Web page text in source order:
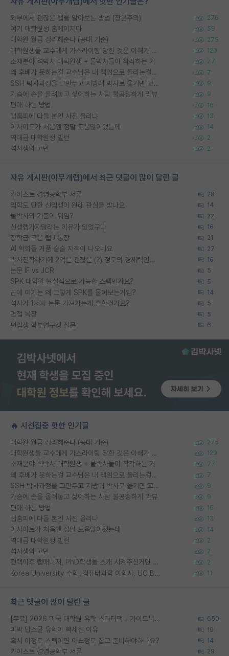
외부에서 괜찮은 랩을 알아보는 방법 (장문주의) 276
여기 대학원생 홈페이지다 59
대학원 월급 정리해준다 (공대 기준) 275
대학원생들 교수에게 가스라이팅 당한 것은 이해가 갑니다. 안타깝네요. 120
소재분야 석박사 대학원생 + 물박사들이 착각하는 거 77
왜 후배가 못하는걸 교수님은 내 책임으로 돌리는걸까요? 7
SSH 박사과정을 그만두고 지방대 박사로 옮기면 교수의 꿈은 끝일까요? 9
가슴에 손을 올려놓고 싫어하는 사람 불공정하게 리뷰 9
편애 하는 방법 16
랩홈피에 다들 본인 사진 올리냐 13
이사이트가 처음엔 정말 도움많이됐는데 14
역대급 대학원생 빌런 2
석사생의 고민 2
자유 게시판(아무개랩)에서 최근 댓글이 많이 달린 글
카이스트 경영공학부 서류 28
입학도 안한 신입생이 원래 관심을 받나요 14
물박사의 기준이 뭐임? 22
신생랩가지말라는 이유가 있었구나 16
장학금 모은 랩비통장 21
AI 학회들 거품 슬슬 지적이 나오네요 27
박사진학하기에 2억은 괜찮은 (?) 정도의 경제력인가요 16
논문 IF vs JCR 5
SPK 대학원 현실적으로 가능한 스펙인가요? 5
근데 여기는 왜 그렇게 SPK를 물어보는거임? 14
석사가 1저자 논문 가져가는게 흔한건가요? 5
면접 복장 5
편입생 학부연구생 질문 6
🔥 시선집중 핫한 인기글
대학원 월급 정리해준다 (공대 기준) 275
대학원생들 교수에게 가스라이팅 당한 것은 이해가 갑니다. 안타깝네요. 120
소재분야 석박사 대학원생 + 물박사들이 착각하는 거 77
왜 후배가 못하는걸 교수님은 내 책임으로 돌리는걸까요? 7
SSH 박사과정을 그만두고 지방대 박사로 옮기면 교수의 꿈은 끝일까요? 9
가슴에 손을 올려놓고 싫어하는 사람 불공정하게 리뷰 9
편애 하는 방법 16
랩홈피에 다들 본인 사진 올리냐 13
이사이트가 처음엔 정말 도움많이됐는데 14
역대급 대학원생 빌런 2
석사생의 고민 2
컨택이후 랩매니저, PhD학생들 소개 시켜주신거면 거의 컨펌에 가깝나요? 2
Korea University 수학, 컴퓨터과학 이학사, UC Berkeley 산업공학 대학원 공학박사가 되는 것은 쉽지 않겠죠? 11
최근 댓글이 많이 달린 글
[무료] 2026 미국 대학원 유학 스타터팩 - 가이드북 & 합격자 컨택메일 템플릿 650
미박 탑스쿨 유학이 빡세진 이유 19
혹시 이정도 스펙이면 어느정도 잡고 준비해야하나요? 14
카이스트 경영공학부 서류 28